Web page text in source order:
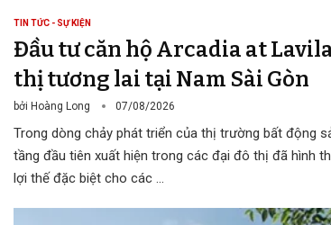
TIN TỨC - SỰ KIỆN
Đầu tư căn hộ Arcadia at
thị tương lai tại Nam Sài Gòn
bởi Hoàng Long 07/08/2026
Trong dòng chảy phát triển của thị trường bất động
tầng đầu tiên xuất hiện trong các đại đô thị đã hình
lợi thế đặc biệt cho các …